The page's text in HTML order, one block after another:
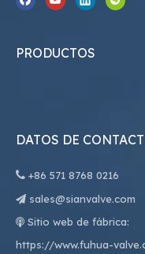
PRODUCTOS
DATOS DE
 +86 571 8768 0216
 sales@sianvalve.com
 Sitio web de fábrica:
https://www.fuhua-